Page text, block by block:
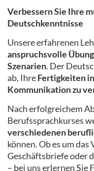
Verbessern Sie Ihre
Deutschkenntnisse
Unsere erfahrenen
anspruchsvolle
Szenarien. Der
ab, IhreFertigkeiten
Kommunikation zu
Nach erfolgreichem
Berufssprachkurses
verschiedenen
können. Ob es um das
Geschäftsbriefe oder
– bei uns erlernen Sie